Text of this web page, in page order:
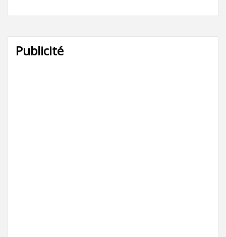
Publicité